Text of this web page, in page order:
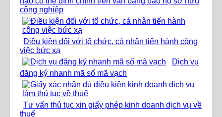
công nghiệp
Điều kiện đối với tổ chức, cá nhân tiến hành công
việc bức xạ
Dịch vụ
đăng ký nhanh mã số mã vạch
Tư vấn thủ tục xin giấy phép kinh doanh dịch vụ về
thuế